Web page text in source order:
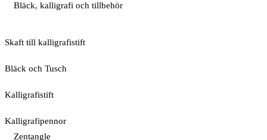
Bläck, kalligrafi och tillbehör
Skaft till kalligrafistift
Bläck och Tusch
Kalligrafistift
Kalligrafipennor
Zentangle